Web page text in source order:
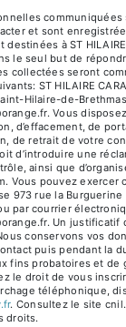
communiquées
et sont
à ST HILAIRE
le seul but de
collectées seront
ST HILAIRE
Hilaire-de-Brethmas
Vous
d’effacement, de
de retrait de votre
d’introduire une
ainsi que
Vous pouvez exercer
973 rue la
par courrier
Un justificatif
conservons vos
puis pendant la
fins probatoires et de
le droit de vous
téléphonique,
. Consultez le site
droits.